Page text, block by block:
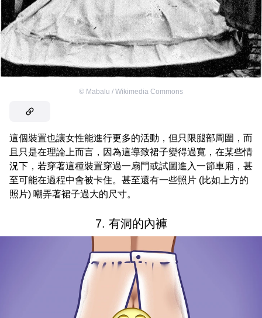
© Mabalu / Wikimedia Commons
這個裝置也讓女性能進行更多的活動，但只限腿部周圍，而
且只是在理論上而言，因為這導致裙子變得過寬，在某些情
況下，若穿著這種裝置穿過一扇門或試圖進入一節車廂，甚
至可能在過程中會被卡住。甚至還有一些照片 (比如上方的
照片) 嘲弄著裙子過大的尺寸。
7. 有洞的內褲